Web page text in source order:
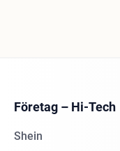
Företag – Hi-Tech
Shein